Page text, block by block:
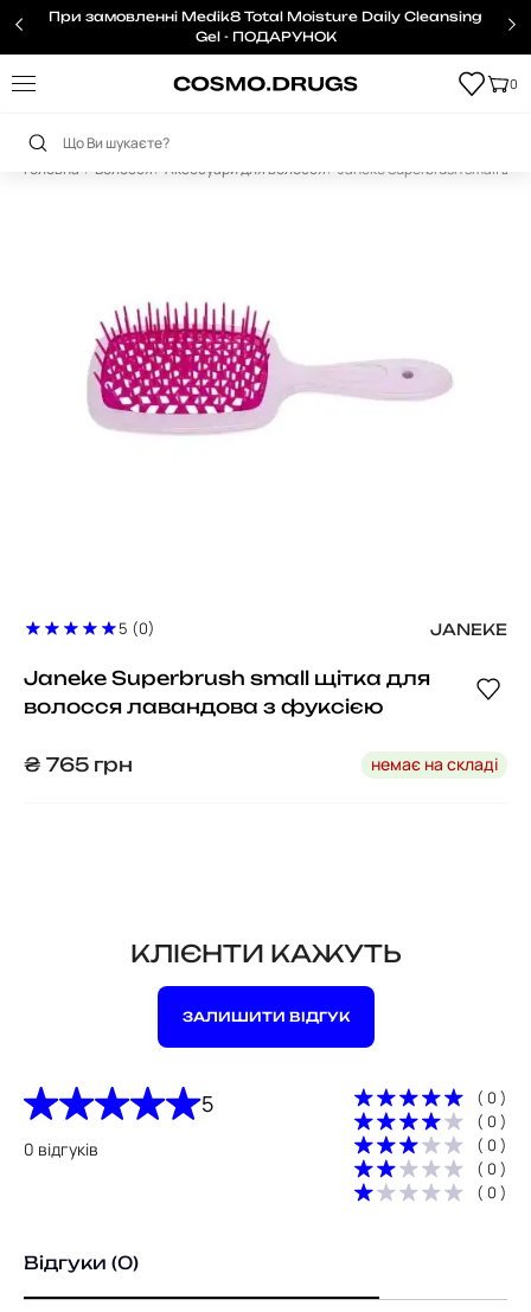
При замовленні Medik8 Total Moisture Daily Cleansing
Gel - ПОДАРУНОК
0
Головна Волосся Аксесуари для волосся Janeke Superbrush small
5 (0) JANEKE
Janeke Superbrush small щітка для
волосся лавандова з фуксією
₴ 765 грн немає на складі
КЛІЄНТИ КАЖУТЬ
ЗАЛИШИТИ ВІДГУК
5
0 відгуків
( 0 )
( 0 )
( 0 )
( 0 )
( 0 )
Відгуки (0)